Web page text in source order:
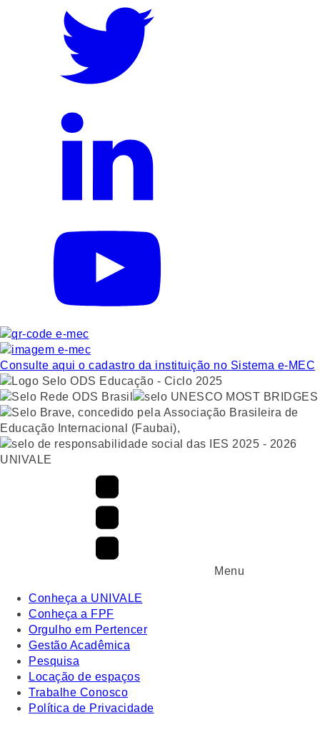
Consulte aqui o cadastro da instituição no Sistema e-MEC
UNIVALE
Menu
Conheça a UNIVALE
Conheça a FPF
Orgulho em Pertencer
Gestão Acadêmica
Pesquisa
Locação de espaços
Trabalhe Conosco
Política de Privacidade